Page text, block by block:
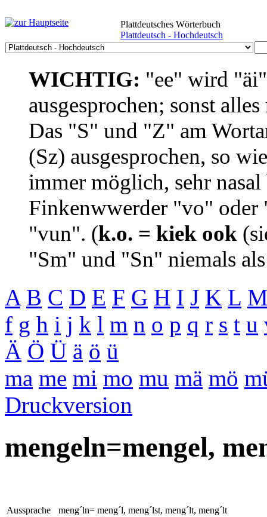
Plattdeutsches Wörterbuch
Plattdeutsch - Hochdeutsch
WICHTIG: "ee" wird
ausgesprochen; sonst
Das "S" und "Z" am
(Sz) ausgesprochen, so
immer möglich, sehr
Finkenwwerder "vo"
"vun". (k.o. = kiek ook
"Sm" und "Sn" niemals
A B C D E F G H I J K L
f g h i j k l m n o p q r s t u
Ä Ö Ü ä ö ü
ma me mi mo mu mä mö
Druckversion
mengeln=mengel,
Aussprache
meng´ln= meng´l, meng´lst, meng´lt, meng´lt